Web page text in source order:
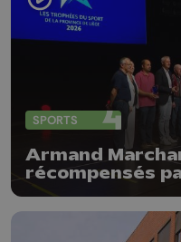
SPORTS
Armand
récompensés
sport de la